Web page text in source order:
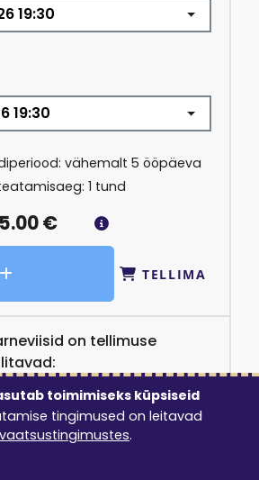
vähemalt 5 ööpäeva
1 tund
€
TELLIMA
on tellimuse
+ äravedu
24.8 €max 200 km
24.8 €max 200 km
toimimiseks küpsiseid
tingimused on leitavad
.